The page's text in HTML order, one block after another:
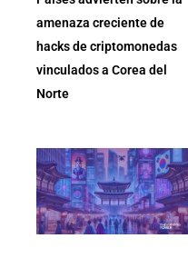
amenaza creciente de
hacks de criptomonedas
vinculados a Corea del
Norte